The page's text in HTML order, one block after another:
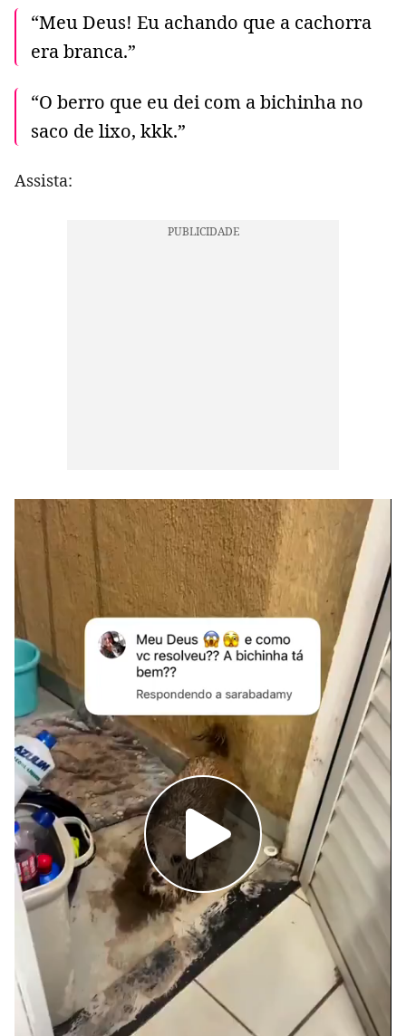
“Meu Deus! Eu achando que a cachorra
era branca.”
“O berro que eu dei com a bichinha no
saco de lixo, kkk.”
Assista: